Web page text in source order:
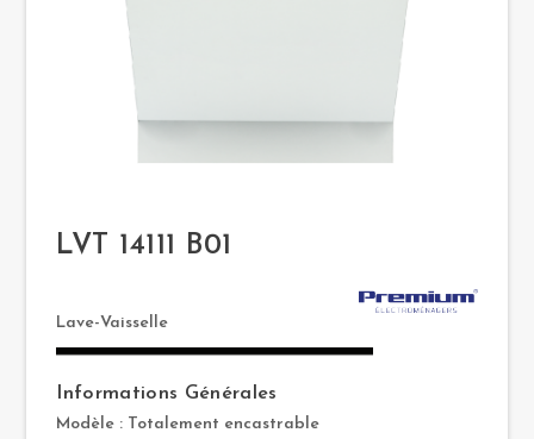
LVT 14111 B01
Lave-Vaisselle
Informations Générales
Modèle : Totalement encastrable